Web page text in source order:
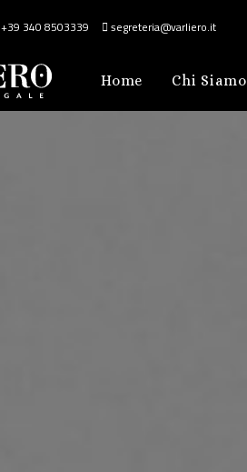
+39 340 8503339 segreteria@varliero.it
Home Chi Siamo